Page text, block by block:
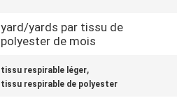
yard/yards par tissu de
polyester de mois
tissu respirable léger,
tissu respirable de polyester